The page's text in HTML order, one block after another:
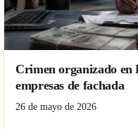
Crimen organizado
empresas de fachada
26 de mayo de 2026